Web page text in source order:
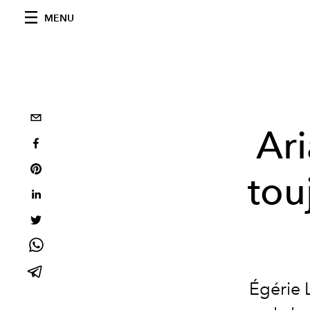
MENU
Égérie